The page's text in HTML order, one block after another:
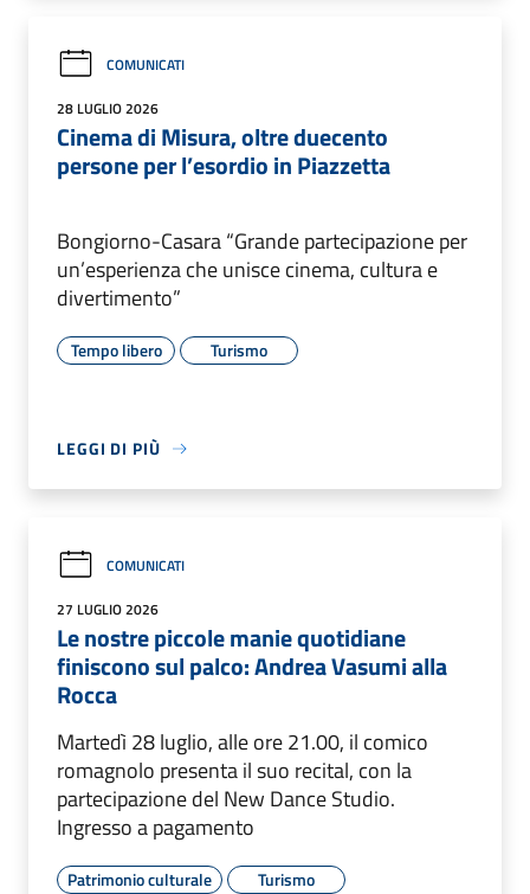
COMUNICATI
28 LUGLIO 2026
Cinema di Misura, oltre duecento
persone per l’esordio in Piazzetta
Bongiorno-Casara “Grande partecipazione per
un’esperienza che unisce cinema, cultura e
divertimento”
Tempo libero Turismo
LEGGI DI PIÙ
COMUNICATI
27 LUGLIO 2026
Le nostre piccole manie quotidiane
finiscono sul palco: Andrea Vasumi alla
Rocca
Martedì 28 luglio, alle ore 21.00, il comico
romagnolo presenta il suo recital, con la
partecipazione del New Dance Studio.
Ingresso a pagamento
Patrimonio culturale Turismo